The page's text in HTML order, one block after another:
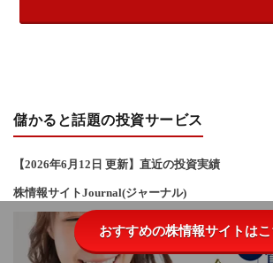
儲かると話題の投資サービス
【2026年6 月12 日 更新】直近の投資実績
株情報サイトJournal(ジャーナル)
おすすめの株情報サイトは